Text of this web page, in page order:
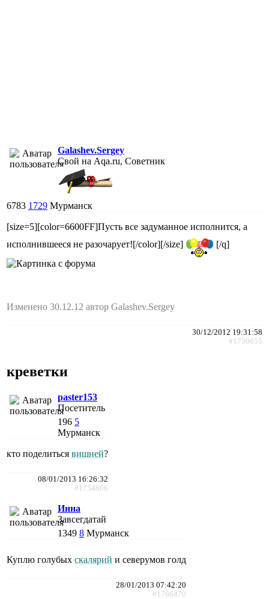
Galashev.Sergey
Свой на Aqa.ru, Советник
6783 1729 Мурманск
[size=5][color=6600FF]Пусть все задуманное исполнится, а
исполнившееся не разочарует![/color][/size]
[/q]
Изменено 30.12.12 автор Galashev.Sergey
30/12/2012 19:31:58
#1750655
креветки
paster153
Посетитель
196 5
Мурманск
кто поделиться вишней?
08/01/2013 16:26:32
#1754606
Инна
Завсегдатай
1349 8 Мурманск
Куплю голубых скалярий и северумов голд
28/01/2013 07:42:20
#1766470